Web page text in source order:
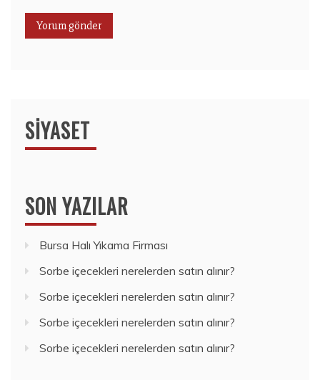
SIYASET
SON YAZILAR
Bursa Halı Yıkama Firması
Sorbe içecekleri nerelerden satın alınır?
Sorbe içecekleri nerelerden satın alınır?
Sorbe içecekleri nerelerden satın alınır?
Sorbe içecekleri nerelerden satın alınır?